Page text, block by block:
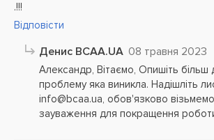
.!!!
Відповісти
Денис BCAA.UA 08 травня 2023
Александр, Вітаємо, Опишіть більш
проблему яка виникла. Надішліть
info@bcaa.ua, обов'язково
зауваження для покращення